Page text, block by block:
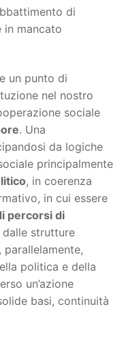
di
in mancato
un punto di
nel nostro
sociale
. Una
da logiche
principalmente
, in coerenza
in cui essere
percorsi di
strutture
politica e della
un’azione
basi, continuità